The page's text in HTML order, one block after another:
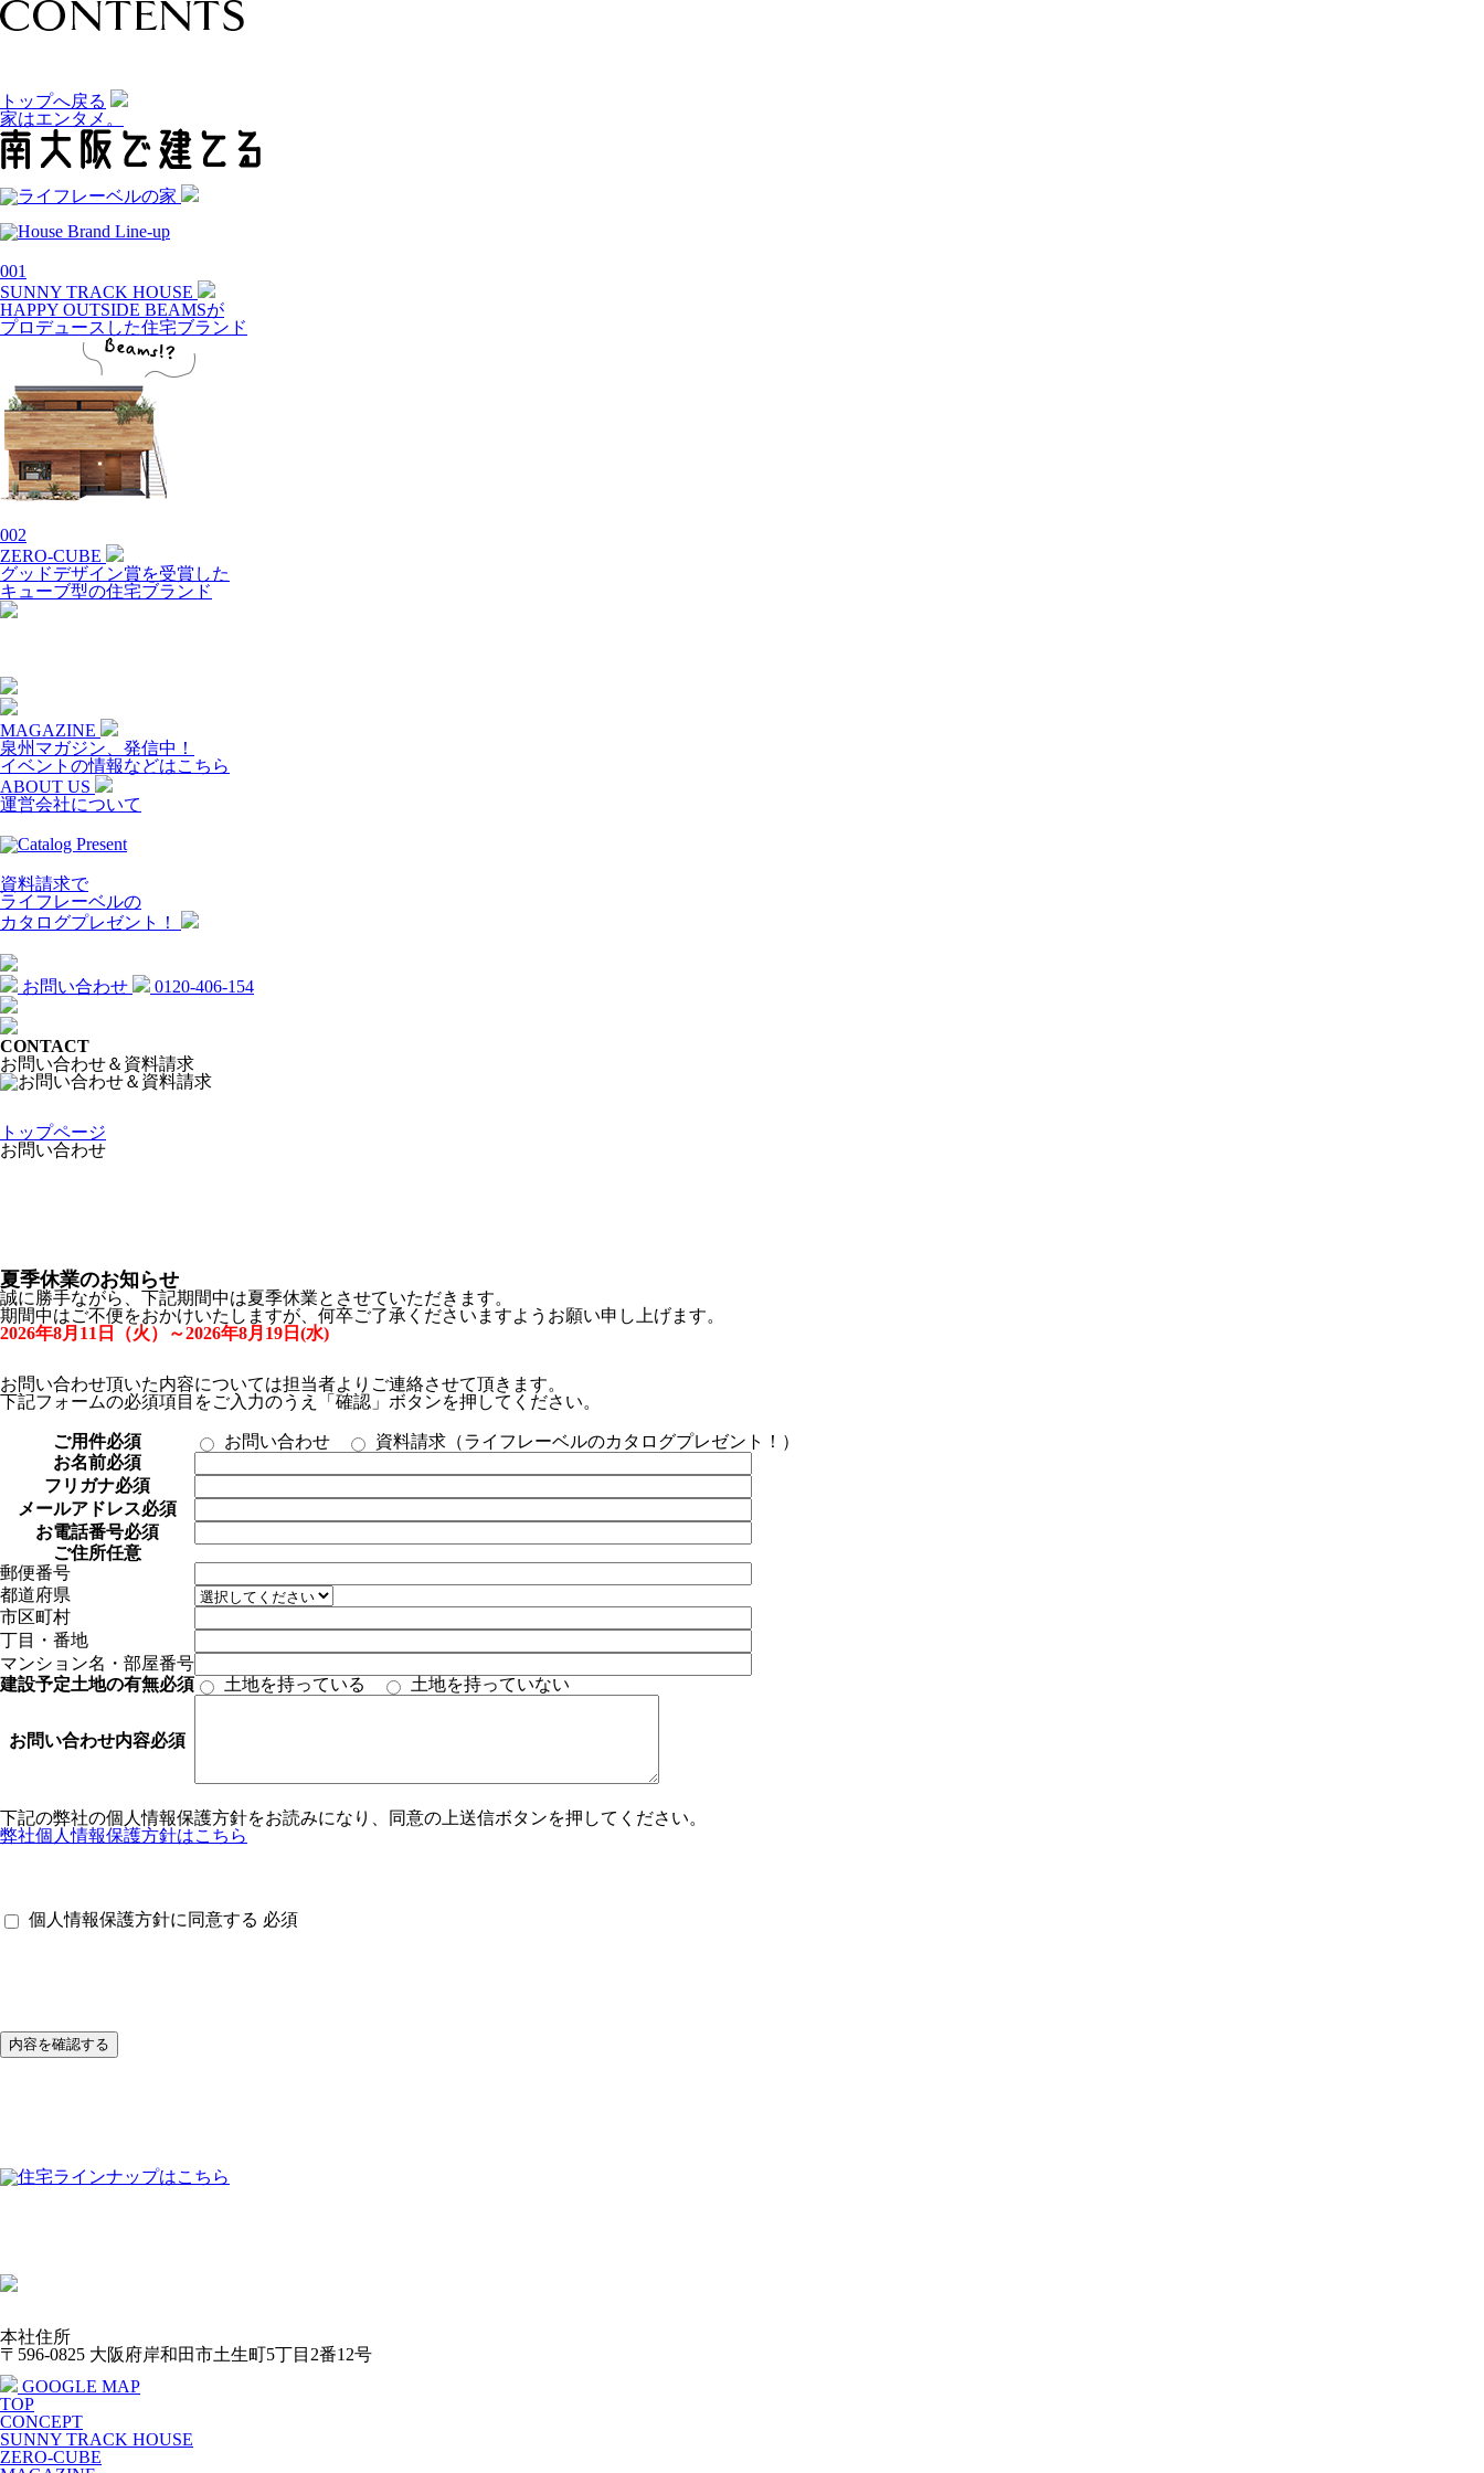
トップへ戻る
家はエンタメ。
001
SUNNY TRACK HOUSE
HAPPY OUTSIDE BEAMSが
プロデュースした住宅ブランド
002
ZERO-CUBE
グッドデザイン賞を受賞した
キューブ型の住宅ブランド
MAGAZINE
泉州マガジン、発信中！
イベントの情報などはこちら
ABOUT US
運営会社について
資料請求で
ライフレーベルの
カタログプレゼント！
お問い合わせ 0120-406-154
CONTACT
お問い合わせ＆資料請求
トップページ
お問い合わせ
夏季休業のお知らせ
誠に勝手ながら、下記期間中は夏季休業とさせていただきます。
期間中はご不便をおかけいたしますが、何卒ご了承くださいますようお願い申し上げます。
2026年8月11日（火）～2026年8月19日(水)
お問い合わせ頂いた内容については担当者よりご連絡させて頂きます。
下記フォームの必須項目をご入力のうえ「確認」ボタンを押してください。
ご用件必須 お問い合わせ
資料請求（ライフレーベルのカタログプレゼント！）
お名前必須
フリガナ必須
メールアドレス必須
お電話番号必須
ご住所任意
郵便番号
都道府県
市区町村
丁目・番地
マンション名・部屋番号
建設予定土地の有無必須 土地を持っている 土地を持っていない
お問い合わせ内容必須
下記の弊社の個人情報保護方針をお読みになり、同意の上送信ボタンを押してください。
弊社個人情報保護方針はこちら
個人情報保護方針に同意する 必須
本社住所
〒596-0825 大阪府岸和田市土生町5丁目2番12号
GOOGLE MAP
TOP
CONCEPT
SUNNY TRACK HOUSE
ZERO-CUBE